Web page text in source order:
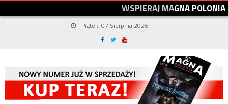
WSPIERAJMAGNAPOLONIA
Piątek, 07 Sierpnia 2026